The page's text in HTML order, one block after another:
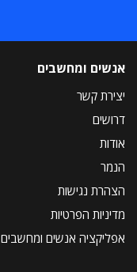
אנשים ומחשבים
יצירת קשר
דרושים
אודות
הנמר
הצהרת נגישות
מדיניות הפרטיות
אפליקציה אנשים ומחשבים